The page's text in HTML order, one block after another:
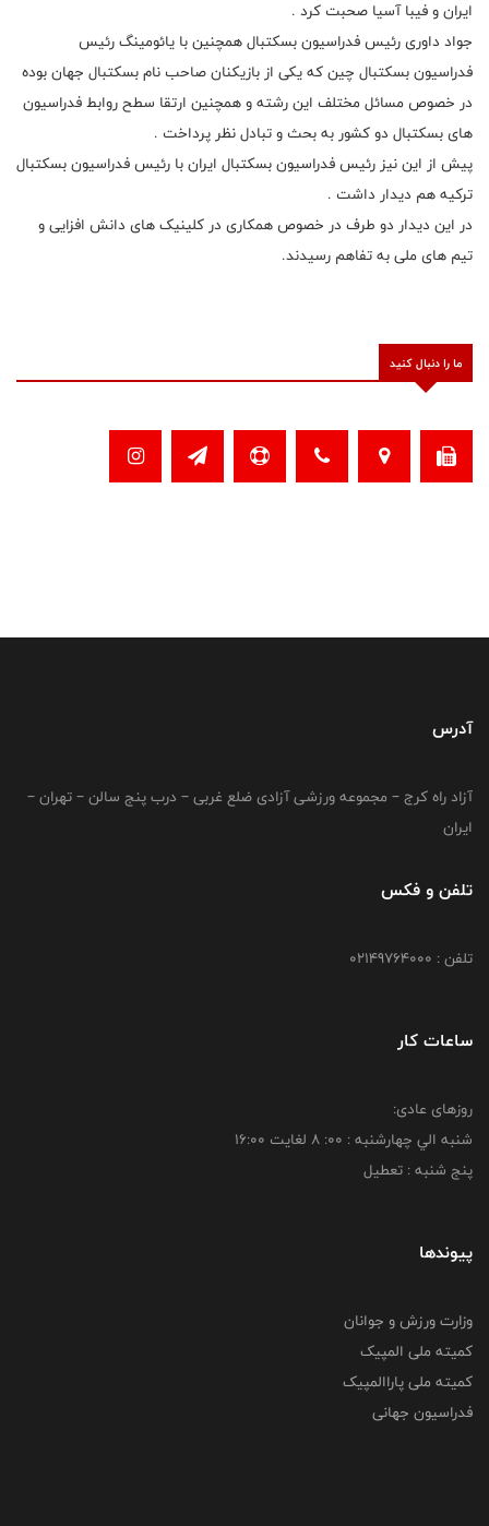
ایران و فیبا آسیا صحبت کرد .
جواد داوری رئیس فدراسیون بسکتبال همچنین با یائومینگ رئیس
فدراسیون بسکتبال چین که یکی از بازیکنان صاحب نام بسکتبال جهان بوده
در خصوص مسائل مختلف این رشته و همچنین ارتقا سطح روابط فدراسیون
های بسکتبال دو کشور به بحث و تبادل نظر پرداخت .
پیش از این نیز رئیس فدراسیون بسکتبال ایران با رئیس فدراسیون بسکتبال
ترکیه هم دیدار داشت .
در این دیدار دو‌ طرف در خصوص همکاری در کلینیک های دانش افزایی و
تیم های ملی به تفاهم رسیدند.
ما را دنبال کنید
آدرس
آزاد راه کرج – مجموعه ورزشی آزادی ضلع غربی – درب پنج سالن – تهران –
ایران
تلفن و فکس
تلفن : 02149764000
ساعات کار
روزهای عادی:
شنبه الي چهارشنبه : 00: 8 لغايت 16:00
پنج شنبه : تعطیل
پیوندها
وزارت ورزش و جوانان
کمیته ملی المپیک
کمیته ملی پاراالمپیک
فدراسیون جهانی